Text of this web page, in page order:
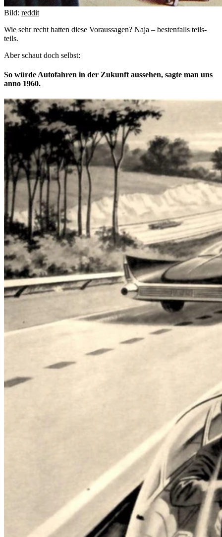
Bild: reddit
Wie sehr recht hatten diese Voraussagen? Naja – bestenfalls teils-
teils.
Aber schaut doch selbst:
So würde Autofahren in der Zukunft aussehen, sagte man uns
anno 1960.